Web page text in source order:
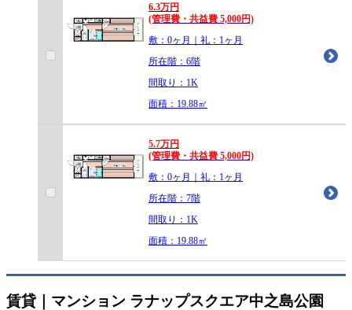
6.3万円
(管理費・共益費 5,000円)
敷：0ヶ月｜礼：1ヶ月
所在階：6階
間取り：1K
面積：19.88㎡
5.7万円
(管理費・共益費 5,000円)
敷：0ヶ月｜礼：1ヶ月
所在階：7階
間取り：1K
面積：19.88㎡
賃貸｜マンション ラナップスクエア中之島公園